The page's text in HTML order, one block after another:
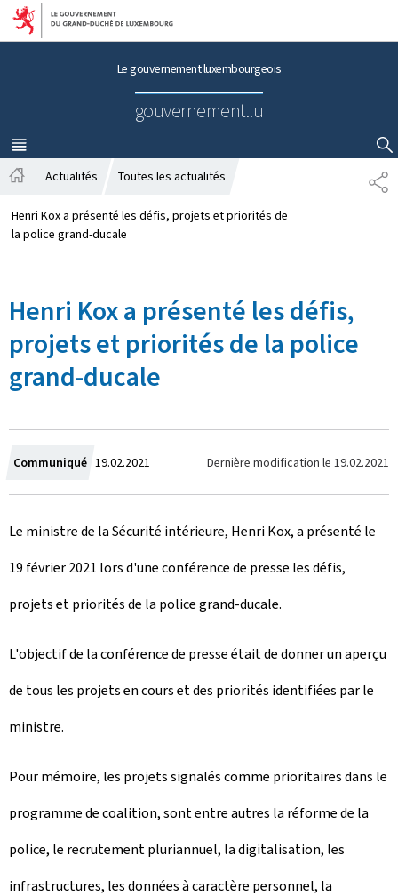
Aller au menu principal
Aller au contenu
Le gouvernement luxembourgeois
gouvernement.lu
MENU
PRINCIPAL
AFFICHER / MASQUER LA RECHERCHE
P
A
c
c
l
Actualités Toutes les actualités
Henri Kox a présenté les défis, projets et priorités de
la police grand-ducale
Henri Kox a présenté les défis,
projets et priorités de la police
grand-ducale
Communiqué C
r
é
e
l
19.02.2021 Dernière modification le 19.02.2021
Le ministre de la Sécurité intérieure, Henri Kox, a présenté le
19 février 2021 lors d'une conférence de presse les défis,
projets et priorités de la police grand-ducale.
L'objectif de la conférence de presse était de donner un aperçu
de tous les projets en cours et des priorités identifiées par le
ministre.
Pour mémoire, les projets signalés comme prioritaires dans le
programme de coalition, sont entre autres la réforme de la
police, le recrutement pluriannuel, la digitalisation, les
infrastructures, les données à caractère personnel, la